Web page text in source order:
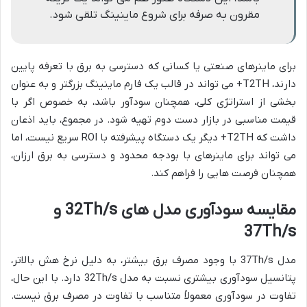
مقرون به صرفه برای شروع ماینینگ تلقی شود.
برای ماینرهای صنعتی یا کسانی که دسترسی به برق با تعرفه پایین
دارند، T2TH+ می تواند در قالب یک فارم ماینینگ بزرگتر و به عنوان
بخشی از استراتژی کلی، همچنان سودآور باشد، به خصوص اگر با
قیمت مناسبی در بازار دست دوم تهیه شود. در مجموع، باید اذعان
داشت که T2TH+ دیگر یک دستگاه پیشرفته با ROI سریع نیست، اما
می تواند برای ماینرهای با بودجه محدود و دسترسی به برق ارزان،
همچنان فرصت هایی را فراهم کند.
مقایسه سودآوری مدل های 32Th/s و
37Th/s
مدل 37Th/s با وجود مصرف برق بیشتر، به دلیل نرخ هش بالاتر،
پتانسیل سودآوری بیشتری نسبت به مدل 32Th/s دارد. با این حال،
تفاوت در سودآوری معمولاً متناسب با تفاوت در مصرف برق نیست.